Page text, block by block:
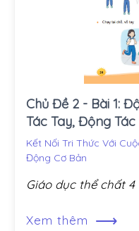
Chủ Đề 2 - Bài 1:
Tác Tay, Động
Kết Nối Tri Thức Với
Động Cơ Bản
Giáo dục thể chất 4
Xem thêm ⟶